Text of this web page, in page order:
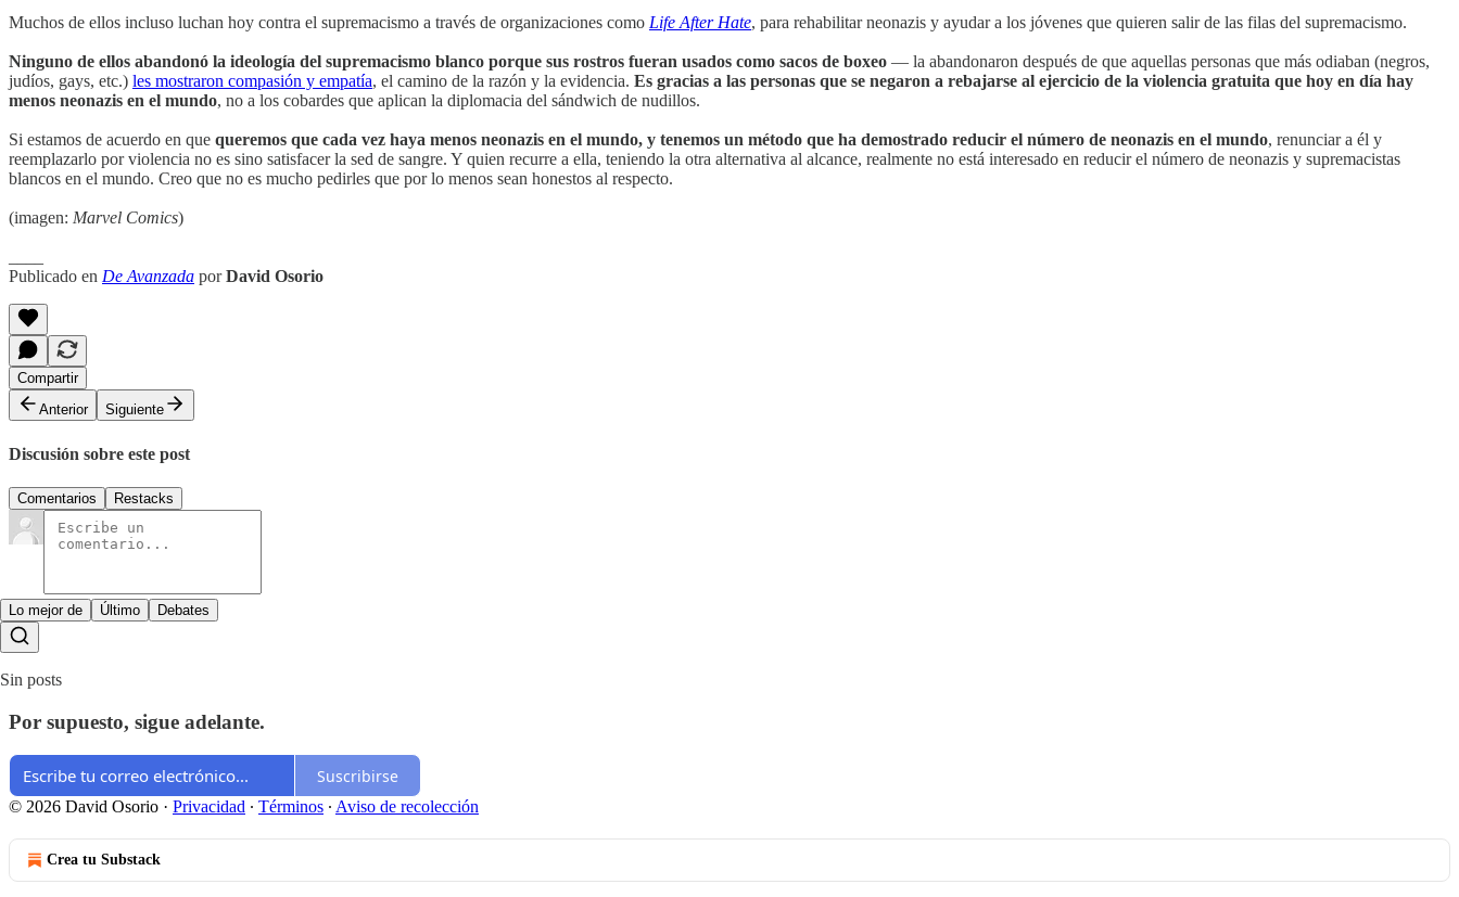
Muchos de ellos incluso luchan hoy contra el supremacismo a través de organizaciones como Life After Hate, para rehabilitar neonazis y ayudar a los jóvenes que quieren salir de las filas del supremacismo.
Ninguno de ellos abandonó la ideología del supremacismo blanco porque sus rostros fueran usados como sacos de boxeo — la abandonaron después de que aquellas personas que más odiaban (negros,
judíos, gays, etc.) les mostraron compasión y empatía, el camino de la razón y la evidencia. Es gracias a las personas que se negaron a rebajarse al ejercicio de la violencia gratuita que hoy en día hay
menos neonazis en el mundo, no a los cobardes que aplican la diplomacia del sándwich de nudillos.
Si estamos de acuerdo en que queremos que cada vez haya menos neonazis en el mundo, y tenemos un método que ha demostrado reducir el número de neonazis en el mundo, renunciar a él y
reemplazarlo por violencia no es sino satisfacer la sed de sangre. Y quien recurre a ella, teniendo la otra alternativa al alcance, realmente no está interesado en reducir el número de neonazis y supremacistas
blancos en el mundo. Creo que no es mucho pedirles que por lo menos sean honestos al respecto.
(imagen: Marvel Comics)
Publicado en De Avanzada porDavid Osorio
Compartir
Anterior
Siguiente
Discusión sobre este post
Comentarios Restacks
Lo mejor de Último Debates
Sin posts
Por supuesto, sigue adelante.
Suscribirse
© 2026 David Osorio · Privacidad ∙ Términos ∙ Aviso de recolección
Crea tu Substack